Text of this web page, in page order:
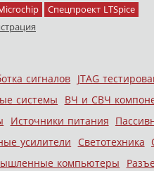
Спецпроект LTSpice
сигналов JTAG
системы
ВЧ и СВЧ
Источники питания
усилители
Светотехника
компьютеры